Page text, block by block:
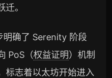
。
确了 Serenity 阶段
PoS（权益证明）机制
标志着以太坊开始进入